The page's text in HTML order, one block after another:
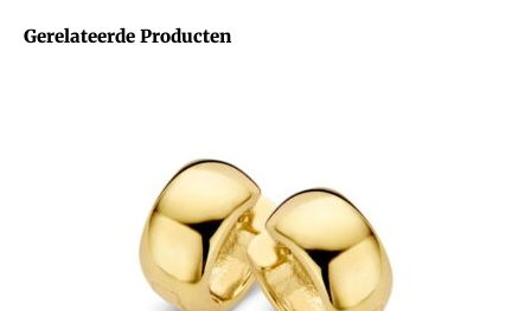
Gerelateerde Producten